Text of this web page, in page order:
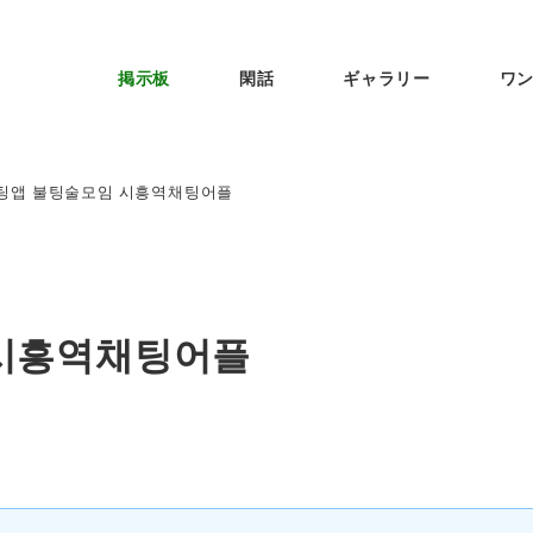
掲示板 閑話 ギャラリー ワ
앱 불팅술모임 시흥역채팅어플
흥역채팅어플